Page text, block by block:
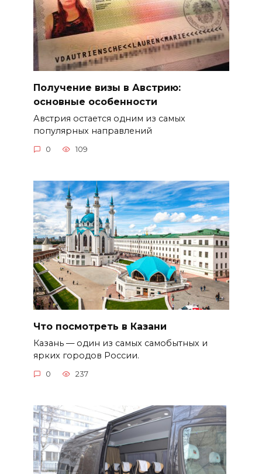
Получение визы в Австрию:
основные особенности
Австрия остается одним из самых
популярных направлений
0 109
Что посмотреть в Казани
Казань — один из самых самобытных и
ярких городов России.
0 237